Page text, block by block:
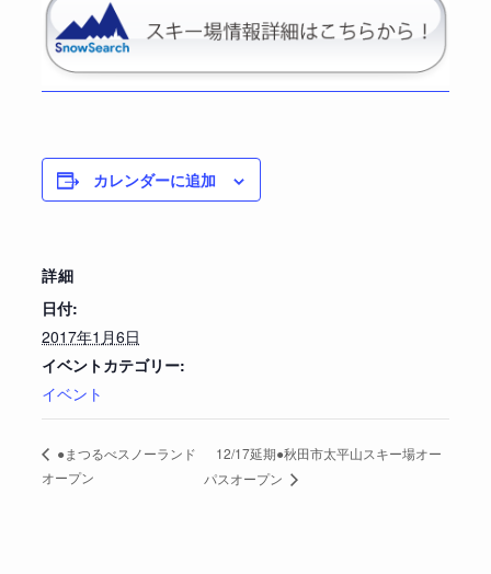
カレンダーに追加
詳細
日付:
2017年1月6日
イベントカテゴリー:
イベント
●まつるべスノーランド
オープン
12/17延期●秋田市太平山スキー場オー
パスオープン